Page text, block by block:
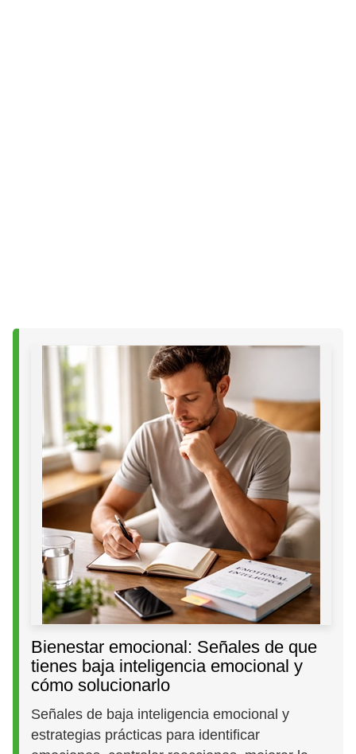
Bienestar emocional: Señales de que
tienes baja inteligencia emocional y
cómo solucionarlo
Señales de baja inteligencia emocional y
estrategias prácticas para identificar